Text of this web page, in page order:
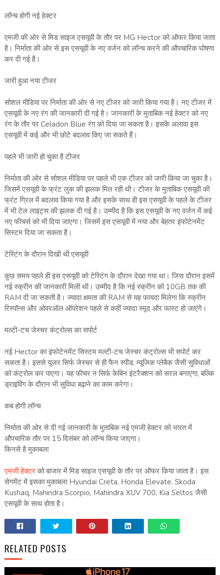
लॉन्‍च होगी नई हेक्‍टर
एमजी की ओर से मिड साइज एसयूवी के तौर पर MG Hector को ऑफर किया जाता
है। निर्माता की ओर से इस एसयूवी के नए वर्जन को लॉन्‍च करने की औपचारिक घोषणा
कर दी गई है।
जारी हुआ नया टीजर
सोशल मीडिया पर निर्माता की ओर से नए टीजर को जारी किया गया है। नए टीजर में
एसयूवी के नए रंग की जानकारी दी गई है। जानकारी के मुताबिक नई हेक्‍टर को नए
रंग के तौर पर Celadon Blue रंग को दिया जा सकता है। इसके अलावा इस
एसयूवी में कई और भी छोटे बदलाव किए जा सकते हैं।
पहले भी जारी हो चुका है टीजर
निर्माता की ओर से सोशल मीडिया पर पहले भी एक टीजर को जारी किया जा चुका है।
जिसमें एसयूवी के फ्रंट लुक की झलक मिल रही थी। टीजर के मुताबिक एसयूवी की
फ्रंट ग्रिल में बदलाव किया गया है और इसके साथ ही इस एसयूवी के पहले के टीजर
में भी टेल लाइट्स की झलक दी गई है। उम्‍मीद है कि इस एसयूवी के नए वर्जन में कई
नए फीचर्स को भी दिया जाएगा। जिसमें इस एसयूवी में नया और बेहतर इंफोटेनमेंट
सिस्‍टम दिया जा सकता है।
टेस्टिंग के दौरान दिखी थी एसयूवी
कुछ समय पहले ही इस एसयूवी को टेस्टिंग के दौरान देखा गया था। जिस दौरान इसमें
नई स्‍क्रीन की जानकारी मिली थी। उम्‍मीद है कि नई स्‍क्रीन को 10GB तक की
RAM दी जा सकती है। ज्‍यादा क्षमता की RAM से यह फायदा मिलेगा कि स्क्रीन
रिस्पॉन्स और ओवरऑल ऑपरेशन पहले से कहीं ज्यादा स्मूद और फास्ट हो जाएंगे।
मल्टी-टच जेस्चर कंट्रोल्स का सपोर्ट
नई Hector का इंफोटेनमेंट सिस्टम मल्टी-टच जेस्चर कंट्रोल्स भी सपोर्ट कर
सकता है। इससे यूजर सिर्फ जेस्चर से ही फैन स्पीड, म्यूजिक प्लेबैक जैसी सुविधाओं
को कंट्रोल कर पाएगा। यह फीचर न सिर्फ केबिन इंटरैक्शन को सरल बनाएगा, बल्कि
ड्राइविंग के दौरान भी सुविधा बढ़ाने का काम करेगा।
कब होगी लॉन्‍च
निर्माता की ओर से दी गई जानकारी के मुताबिक नई एमजी हेक्‍टर को भारत में
औपचारिक तौर पर 15 दिसंबर को लॉन्‍च किया जाएगा।
किनसे है मुकाबला
एमजी हेक्‍टरको बाजार में मिड साइज एसयूवी के तौर पर ऑफर किया जाता है। इस
सेगमेंट में इसका मुकाबला Hyundai Creta, Honda Elevate, Skoda
Kushaq, Mahindra Scorpio, Mahindra XUV 700, Kia Seltos जैसी
एसयूवी के साथ होता है।
RELATED POSTS